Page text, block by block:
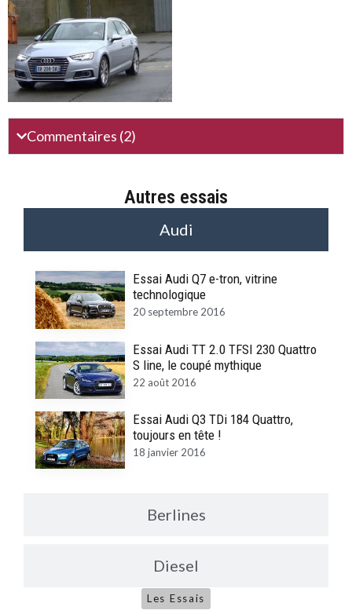
Commentaires (2)
Autres essais
Audi
Berlines
Diesel
Essai Audi Q7 e-tron, vitrine
technologique
20 septembre 2016
Essai Audi TT 2.0 TFSI 230 Quattro
S line, le coupé mythique
22 août 2016
Essai Audi Q3 TDi 184 Quattro,
toujours en tête !
18 janvier 2016
Les Essais